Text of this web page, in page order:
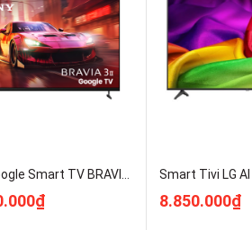
hình ảnh:
Mapping
Mode
Color Ultra
Switching
Sony Google Smart TV BRAVIA 3 II K-75XR30M2 Mới 2026 Giá Rẻ Nhất
8.850.000₫